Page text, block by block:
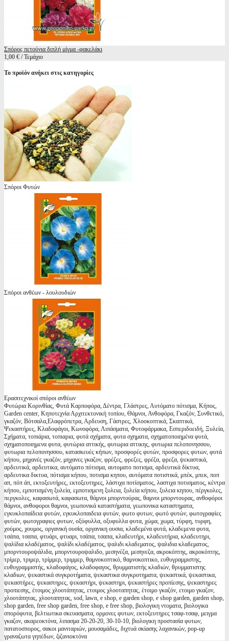
Σπόρος πετούνια διπλή μίγμα -φακελάκι
1,00 € / Τεμάχιο
Το προϊόν ανήκει στις κατηγορίες
Σπόροι Φυτών
Σπόροι ανθέων - λουλουδιών
Ερασιτεχνικοί σπόροι ανθέων
Φυτώρια Κορινθίας, Φυτά Καρποφόρα, Δέντρα, Γλάστρες, Αυτόματο πότισμα, Κήπος,
Garden center, Κηποτεχνία Αρχιτεκτονική τοπίου, Θάμνοι, Ανθοφόρα, Γκαζόν, Συνθετικό,
γκαζόν, Βότσαλα,Ελαφρόπετρα, Αρδευση, Γάστρες, Χλοοκοπτικά, Σκαπτικά,
Ψεκαστήρες, Κλαδοφάγοι, Κωνοφόρα, Λιπάσματα, Φυτοφάρμακα, Εσπεριδοειδή, Ξυλεία,
Σχήματα, τοπιάρια, τοπιαρια, φυτά σχήματα, φυτα σχηματα, σχηματοποιημένα φυτά,
σχηματοποιημενα φυτα, φυτώρια αττικής, φυτωρια αττικης, φυτωρια πελοπονησσου,
φυτωρια πελοπονησσου, κατασκευές κήπων, προσφορές φυτών, προσφορες φυτων, φυτά
κήπου, μηχανές γκαζόν, μηχανες γκαζον, φρέζες, φρεζες, φρέζα, φρεζα, ψεκαστικά,
αρδευτικά, αρδευτικα, αυτόματο πότισμα, αυτοματο ποτισμα, αρδευτικά δίκτυα,
αρδευτικα δικτυα, πότισμα κήπου, ποτισμα κηπου, αυτόματα ποτιστικά, μπέκ, μπεκ, ποπ
απ, πόπ άπ, εκτοξευτήρες, εκτοξευτηρες, λάστιχα ποτίσματος, λαστιχα ποτισματος, κέντρα
κήπου, εμποτισμένη ξυλεία, εμποτισμενη ξυλεια, ξυλεία κήπου, ξυλεια κηπου, πέργκολες,
περγκολες, καφασωτά, καφασωτα, θάμνοι μπορντούρας, θαμνοι μπορντουρας, ανθοφόροι
θάμνοι, ανθοφοροι θαμνοι, γεωπονικά καταστήματα, γεωπονικα καταστηματα,
εγκυκλοπαίδεια φυτών, εγκυκλοπαιδεια φυτών, φωτο φυτων, φωτό φυτών, φωτογραφίες
φυτών, φωτογραφιες φυτων, οξύφυλλα, οξυφυλλα φυτα, χώμα, χωμα, τύρφη, τυρφη,
χούμος, χουμος, οργανική ουσία, οργανικη ουσια, κλαδεμένα φυτά, κλαδεμενα φυτα,
τσάπα, τσαπα, φτυάρι, φτυαρι, τσάπα, τσαπα, κλαδευτήρι, κλαδευτήρια, κλαδευτηρι,
ψαλίδια κλαδέματος, ψαλίδι κλαδέματος, ψαλιδι κλαδεματος, ψαλιδια κλαδεματος,
μπορντουροψάλιδα, μπορντουροψαλιδο, μεσηνέζα, μεσηνεζα, ακροκόπτης, ακροκόπτης,
τρίμερ, τριμερ, τρίμμερ, τριμμερ, θαμνοκοπτικό, θαμνοκοπτικο, ευθυγραμμιστης,
ευθυγραμμιστής, κλαδοφάγος, κλαδοφαγος, θρυμματιστής κλαδιών, θρυμματιστης
κλαδιων, ψεκαστικά συγκροτήματα, ψεκαστικα συγκροτηματα, ψεκαστικά, ψεκαστικα,
ψεκαστήρες, ψεκαστηρες, ψεκαστήρι, ψεκαστηρι, ψεκαστήρες προπίεσης, ψεκαστηρες
προπιεσης, έτοιμος χλοοτάπητας, ετοιμος χλοοταπητας, έτοιμο γκαζόν, ετοιμο γκαζον,
χλοοτάπητας, χλοοταπητας, sod, lawn, e shop, e garden shop, e shop garden, garden shop,
shop garden, free shop garden, free shop, e free shop, βιολογικη ντοματα, βιολογικα
σπορόφυτα, βελτιωτικα σκευασματα, ορμονες φυτων, εκτοξευτηρες τσαφ-τσαφ, μειγμα
γκαζον, ακαρεοκτόνα, λιπασμα 20-20-20, 30-10-10, βιολογικη προστασία φυτων,
πατατοσπορος, σακοι μανιταριών, μουσαμάδες, διχτυά σκίασης λαχανικών, pop-up
γραναζωτα γηπέδων, ζιζανιοκτόνα